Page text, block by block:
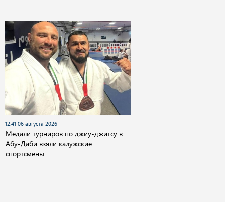
12:41 06 августа 2026
Медали турниров по джиу-джитсу в
Абу-Даби взяли калужские
спортсмены